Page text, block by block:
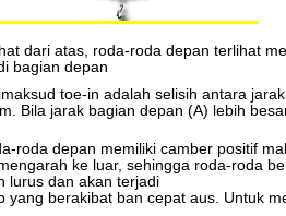
dari atas, roda-roda depan terlihat
bagian depan
toe-in adalah selisih antara
Bila jarak bagian depan (A) lebih
roda depan memiliki camber positif
ke luar, sehingga roda-roda
lurus dan akan terjadi
yang berakibat ban cepat aus. Untuk